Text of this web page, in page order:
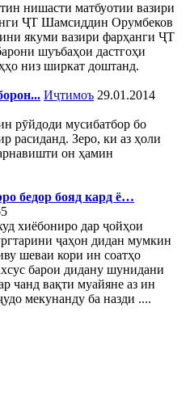
нишасти матбуотии вазири
ҶТ Шамсиддин Орумбеков
якуми вазири фарҳанги ҶТ
шуъбаҳои дастгоҳи
низ ширкат доштанд.
Иҷтимоъ 29.01.2014
рӯйдоди мусибатбор бо
расиданд. Зеро, ки аз ҳоли
он ҳамин
бедор бояд кард ё…
хиёбониро дар ҷойҳои
ҷаҳон дидан мумкин
шеваи кори ин соатҳо
барои дидану шунидани
чанд вақти муайяне аз ин
мекунанду ба назди ....